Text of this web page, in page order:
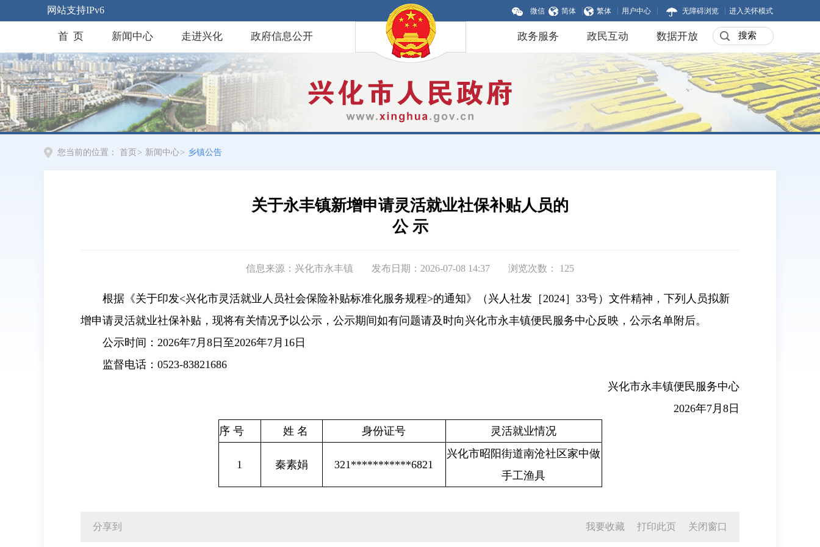
网站支持IPv6 微信 简体 繁体 用户中心 无障碍浏览 进入关怀模式
首 页 新闻中心 走进兴化 政府信息公开 政务服务 政民互动 数据开放
您当前的位置： 首页 > 新闻中心> 乡镇公告
关于永丰镇新增申请灵活就业社保补贴人员的
公 示
信息来源：兴化市永丰镇 发布日期：2026-07-08 14:37 浏览次数： 125
根据《关于印发<兴化市灵活就业人员社会保险补贴标准化服务规程>的通知》（兴人社发［2024］33号）文件精神，下列人员拟新
增申请灵活就业社保补贴，现将有关情况予以公示，公示期间如有问题请及时向兴化市永丰镇便民服务中心反映，公示名单附后。
公示时间：2026年7月8日至2026年7月16日
监督电话：0523-83821686
兴化市永丰镇便民服务中心
2026年7月8日
序 号
姓 名 身份证号 灵活就业情况
1 秦素娟 321***********6821
兴化市昭阳街道南沧社区家中做
手工渔具
分享到 我要收藏 打印此页 关闭窗口